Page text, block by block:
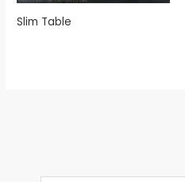
Slim Table